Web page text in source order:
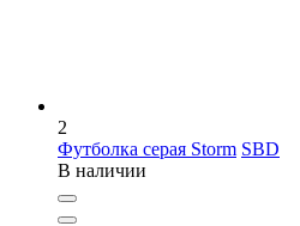
2
Футболка серая Storm SBD
В наличии